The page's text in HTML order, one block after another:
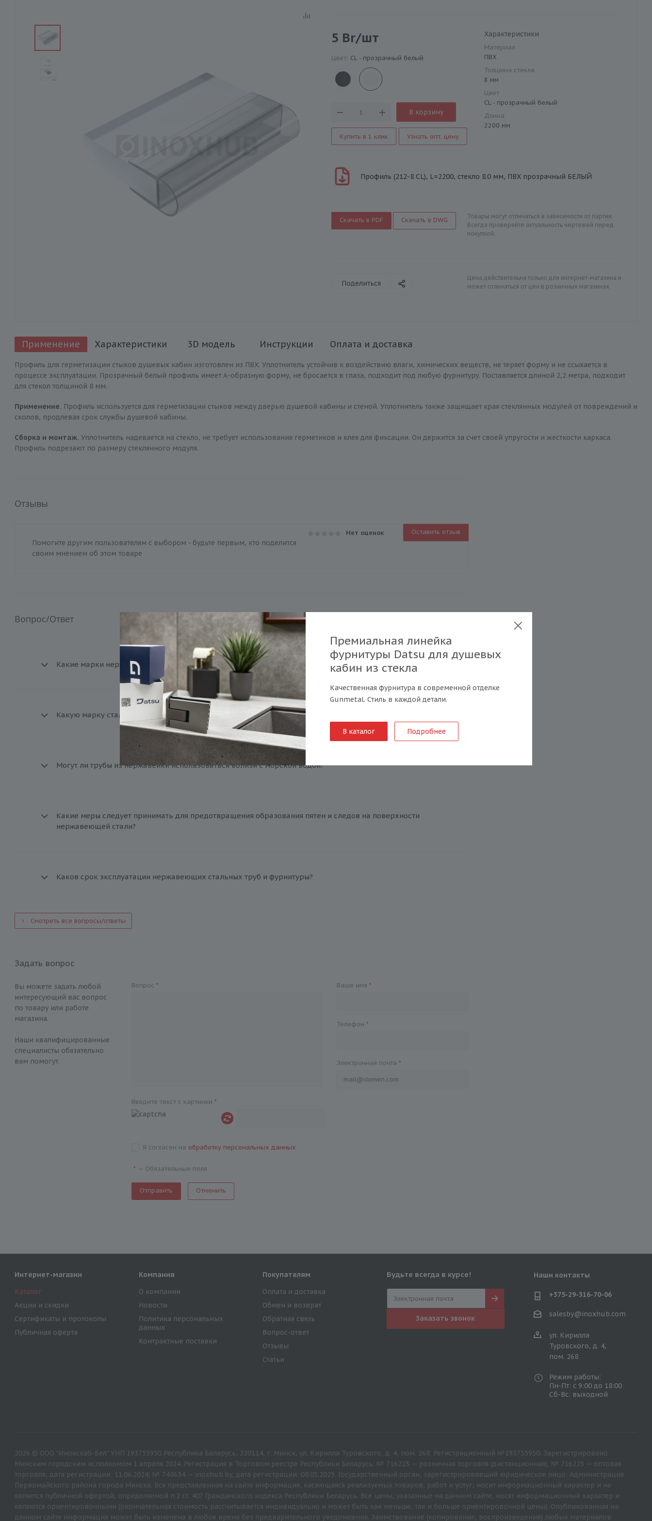
5 Br/шт
Цвет: CL - прозрачный белый
В корзину
Купить в 1 клик Узнать опт. цену
Характеристики
Материал
ПВХ
Толщина стекла
8 мм
Цвет
CL - прозрачный белый
Длина
2200 мм
Профиль (212-8 CL), L=2200, стекло 8.0 мм, ПВХ прозрачный БЕЛЫЙ
Скачать в PDF Скачать в DWG
Товары могут отличаться в зависимости от партии.
Всегда проверяйте актуальность чертежей перед
покупкой.
Поделиться
Цена действительна только для интернет-магазина и
может отличаться от цен в розничных магазинах
Применение Характеристики 3D модель Инструкции Оплата и доставка
Профиль для герметизации стыков душевых кабин изготовлен из ПВХ. Уплотнитель устойчив к воздействию влаги, химических веществ, не теряет форму и не ссыхается в
процессе эксплуатации. Прозрачный белый профиль имеет А-образную форму, не бросается в глаза, подходит под любую фурнитуру. Поставляется длиной 2,2 метра, подходит
для стекол толщиной 8 мм.
Применение. Профиль используется для герметизации стыков между дверью душевой кабины и стеной. Уплотнитель также защищает края стеклянных модулей от повреждений и
сколов, продлевая срок службы душевой кабины.
Сборка и монтаж. Уплотнитель надевается на стекло, не требует использования герметиков и клея для фиксации. Он держится за счет своей упругости и жесткости каркаса.
Профиль подрезают по размеру стеклянного модуля.
Отзывы
Нет оценок Оставить отзыв
Помогите другим пользователям с выбором - будьте первым, кто поделится
своим мнением об этом товаре
Вопрос/Ответ
Какие марки нержавеющей стали доступны у вас?
Какую марку стали лучше выбрать для эксплуатации в условиях высоких температур?
Могут ли трубы из нержавейки использоваться вблизи с морской водой?
Какие меры следует принимать для предотвращения образования пятен и следов на поверхности
нержавеющей стали?
Каков срок эксплуатации нержавеющих стальных труб и фурнитуры?
Смотреть все вопросы/ответы
Задать вопрос
Вы можете задать любой
интересующий вас вопрос
по товару или работе
магазина.
Наши квалифицированные
специалисты обязательно
вам помогут.
Вопрос* Ваше имя *
Телефон *
Электронная почта *
Введите текст с картинки*
Я согласен на обработку персональных данных
* — Обязательные поля
Отменить
Интернет-магазин
Каталог
Акции и скидки
Сертификаты и протоколы
Публичная оферта
Компания
О компании
Новости
Политика персональных
данных
Контрактные поставки
Покупателям
Оплата и доставка
Обмен и возврат
Обратная связь
Вопрос-ответ
Отзывы
Статьи
Будьте всегда в курсе!
Заказать звонок
Наши контакты
+375-29-316-70-06
salesby@inoxhub.com
ул. Кирилла
Туровского, д. 4,
пом. 268
Режим работы:
Пн-Пт: с 9:00 до 18:00
Сб-Вс: выходной
2026 © ООО "Иноксхаб-Бел" УНП 193755950 Республика Беларусь, 220114, г. Минск, ул. Кирилла Туровского, д. 4, пом. 268. Регистрационный №193755950. Зарегистрировано
Минским городским исполкомом 1 апреля 2024. Регистрация в Торговом реестре Республики Беларусь: № 716223 — розничная торговля (дистанционная), № 716225 — оптовая
торговля, дата регистрации: 11.06.2024; № 748634 — inoxhub.by, дата регистрации: 08.05.2025. Государственный орган, зарегистрировавший юридическое лицо: Администрация
Первомайского района города Минска. Вся представленная на сайте информация, касающаяся реализуемых товаров, работ и услуг, носит информационный характер и не
является публичной офертой, определяемой п.2 ст. 407 Гражданского кодекса Республики Беларусь. Все цены, указанные на данном сайте, носят информационный характер и
являются ориентировочными (окончательная стоимость рассчитывается индивидуально и может быть как меньше, так и больше ориентировочной цены). Опубликованная на
данном сайте информация может быть изменена в любое время без предварительного уведомления. Заимствование (копирование, воспроизведение) любых материалов
Премиальная линейка
фурнитуры Datsu для душевых
кабин из стекла
Качественная фурнитура в современной отделке
Gunmetal. Стиль в каждой детали.
В каталог Подробнее